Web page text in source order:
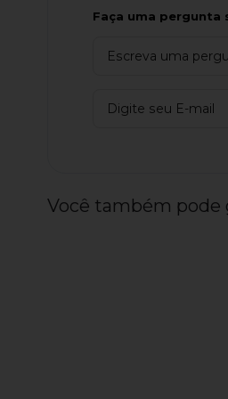
Faça uma
Você também pode